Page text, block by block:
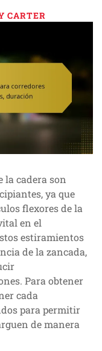
CARTER
la cadera son
ya que
flexores de la
en el
estiramientos
de la zancada,
Para obtener
cada
para permitir
de manera